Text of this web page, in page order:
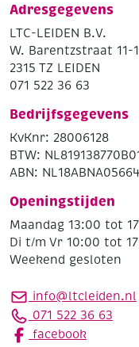
Adresgegevens
LTC-LEIDEN B.V.
W. Barentzstraat 11-
2315 TZ LEIDEN
071 522 36 63
Bedrijfsgegevens
KvKnr: 28006128
BTW:
ABN:
Openingstijden
Maandag 13:00 tot
Di t/m Vr 10:00 tot
Weekend gesloten
info@ltcleiden.nl
071 522 36 63
facebook